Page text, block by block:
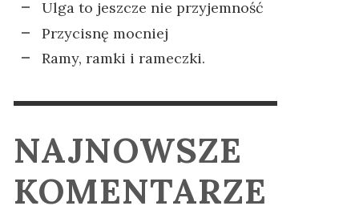
Ulga to jeszcze nie przyjemność
Przycisnę mocniej
Ramy, ramki i rameczki.
NAJNOWSZE
KOMENTARZE